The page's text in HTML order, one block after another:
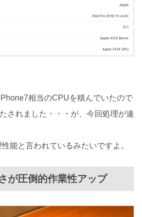
相当のCPUを積んでいたので
されました・・・が、今回処理が速
能と言われているみたいですよ。
が圧倒的作業性アップ